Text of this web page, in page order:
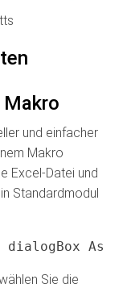
und einfacher
Makro
Excel-Datei und
Standardmodul
Sie die